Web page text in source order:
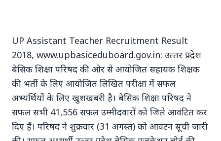
Read Full Story
UP Assistant Teacher Recruitment Result
2018, www.upbasiceduboard.gov.in: उत्‍तर प्रदेश
बेसिक शिक्षा परिषद की ओर से आयोजित सहायक शिक्षक
की भर्ती के लिए आयोजित लिखित परीक्षा में सफल
अभ्‍यर्थियों के लिए खुशखबरी है। बेसिक शिक्षा परिषद ने
सफल सभी 41,556 सफल उम्‍मीदवारों को जिले आवंटित कर
दिए हैं। परिषद ने शुक्रवार (31 अगस्‍त) को आवंटन सूची जारी